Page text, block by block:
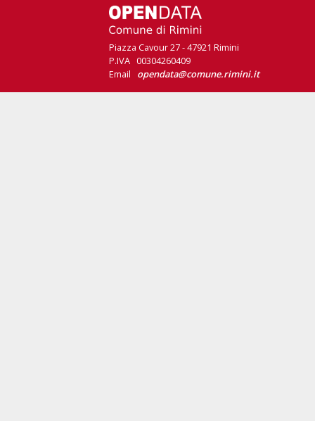
Piazza Cavour 27 - 47921 Rimini
P.IVA 00304260409
Email opendata@comune.rimini.it